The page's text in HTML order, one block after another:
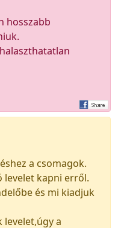
hosszabb
a csomagok.
levelet kapni erről.
és mi kiadjuk
levelet,úgy a